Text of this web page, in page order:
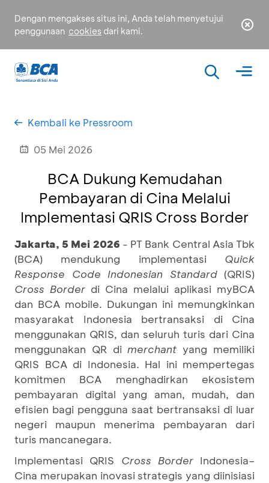
Dengan mengakses situs ini, Anda telah menyetujui
penggunaan cookies dari kami.
Kembali ke Pressroom
05 Mei 2026
BCA Dukung Kemudahan
Pembayaran di Cina Melalui
Implementasi QRIS Cross Border
Jakarta, 5 Mei 2026 - PT Bank Central Asia Tbk
(BCA) mendukung implementasi Quick
Response Code Indonesian Standard(QRIS)
Cross Border di Cina melalui aplikasi myBCA
dan BCA mobile. Dukungan ini memungkinkan
masyarakat Indonesia bertransaksi di Cina
menggunakan QRIS, dan seluruh turis dari Cina
menggunakan QR dimerchant yang memiliki
QRIS BCA di Indonesia. Hal ini mempertegas
komitmen BCA menghadirkan ekosistem
pembayaran digital yang aman, mudah, dan
efisien bagi pengguna saat bertransaksi di luar
negeri maupun menerima pembayaran dari
turis mancanegara.
Implementasi QRIS Cross BorderIndonesia–
Cina merupakan inovasi strategis yang diinisiasi